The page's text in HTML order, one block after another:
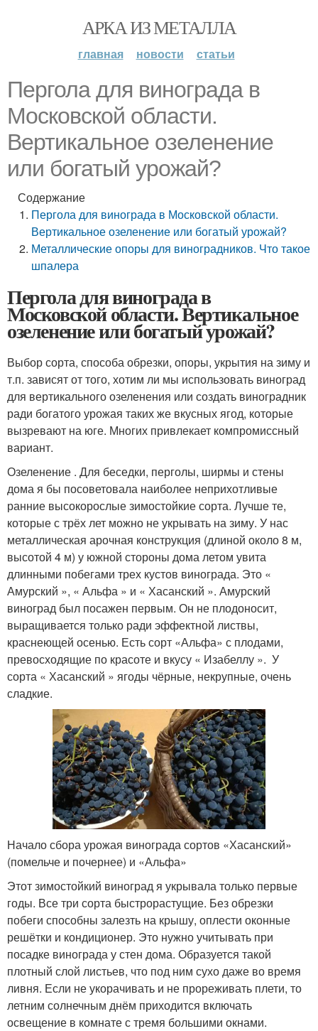
АРКА ИЗ МЕТАЛЛА
главная новости статьи
Пергола для винограда в
Московской области.
Вертикальное озеленение
или богатый урожай?
Содержание
Пергола для винограда в Московской области.
Вертикальное озеленение или богатый урожай?
Металлические опоры для виноградников. Что такое
шпалера
Пергола для винограда в
Московской области. Вертикальное
озеленение или богатый урожай?
Выбор сорта, способа обрезки, опоры, укрытия на зиму и
т.п. зависят от того, хотим ли мы использовать виноград
для вертикального озеленения или создать виноградник
ради богатого урожая таких же вкусных ягод, которые
вызревают на юге. Многих привлекает компромиссный
вариант.
Озеленение . Для беседки, перголы, ширмы и стены
дома я бы посоветовала наиболее неприхотливые
ранние высокорослые зимостойкие сорта. Лучше те,
которые с трёх лет можно не укрывать на зиму. У нас
металлическая арочная конструкция (длиной около 8 м,
высотой 4 м) у южной стороны дома летом увита
длинными побегами трех кустов винограда. Это «
Амурский », « Альфа » и « Хасанский ». Амурский
виноград был посажен первым. Он не плодоносит,
выращивается только ради эффектной листвы,
краснеющей осенью. Есть сорт «Альфа» с плодами,
превосходящие по красоте и вкусу « Изабеллу ». У
сорта « Хасанский » ягоды чёрные, некрупные, очень
сладкие.
Начало сбора урожая винограда сортов «Хасанский»
(помельче и почернее) и «Альфа»
Этот зимостойкий виноград я укрывала только первые
годы. Все три сорта быстрорастущие. Без обрезки
побеги способны залезть на крышу, оплести оконные
решётки и кондиционер. Это нужно учитывать при
посадке винограда у стен дома. Образуется такой
плотный слой листьев, что под ним сухо даже во время
ливня. Если не укорачивать и не прореживать плети, то
летним солнечным днём приходится включать
освещение в комнате с тремя большими окнами.